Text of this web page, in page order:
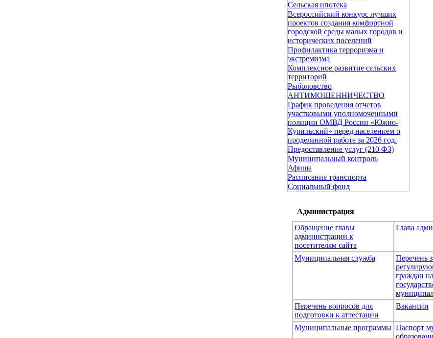
Сельская ипотека
Всероссийский конкурс лучших
проектов создания комфортной
городской среды малых городов и
исторических поселений
Профилактика терроризма и
экстремизма
Комплексное развитие сельских
территорий
Рыболовство
АНТИМОШЕННИЧЕСТВО
График проведения отчетов
участковыми уполномоченными
полиции ОМВД России «Южно-
Курильский» перед населением о
проделанной работе за 2026 год.
Предоставление услуг (210 ФЗ)
Муниципальный контроль
Афиша
Расписание транспорта
Социальный фонд
Администрация
Обращение главы
администрации к
посетителям сайта
Глава
Муниципальная служба
Перечень
граждан на
Перечень вопросов для
подготовки к аттестации
Вакансии
Муниципальные программы Паспорт